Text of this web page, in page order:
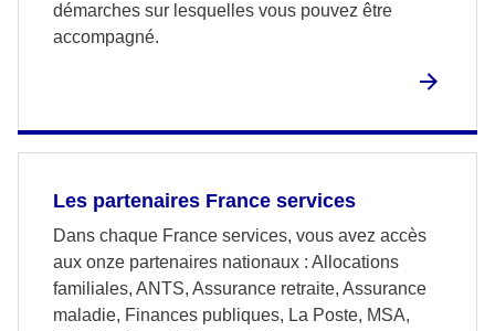
démarches sur lesquelles vous pouvez être
accompagné.
Les partenaires France services
Dans chaque France services, vous avez accès
aux onze partenaires nationaux : Allocations
familiales, ANTS, Assurance retraite, Assurance
maladie, Finances publiques, La Poste, MSA,